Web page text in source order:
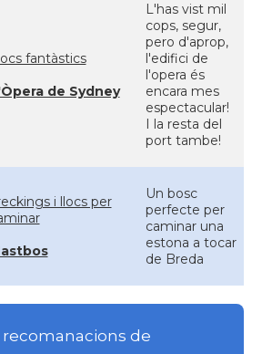
fantàstics
de Sydney
L'has vist mil
cops, segur,
pero d'aprop,
l'edifici de
l'opera és
encara mes
espectacular!
I la resta del
port tambe!
i llocs per
Un bosc
perfecte per
caminar una
estona a tocar
de Breda
recomanacions de